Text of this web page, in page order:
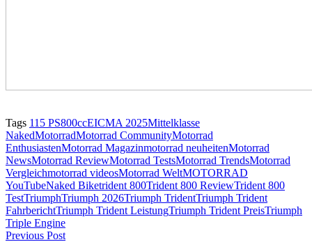
Tags 115 PS800ccEICMA 2025Mittelklasse
NakedMotorradMotorrad CommunityMotorrad
EnthusiastenMotorrad Magazinmotorrad neuheitenMotorrad
NewsMotorrad ReviewMotorrad TestsMotorrad TrendsMotorrad
Vergleichmotorrad videosMotorrad WeltMOTORRAD
YouTubeNaked Biketrident 800Trident 800 ReviewTrident 800
TestTriumphTriumph 2026Triumph TridentTriumph Trident
FahrberichtTriumph Trident LeistungTriumph Trident PreisTriumph
Triple Engine
Previous Post